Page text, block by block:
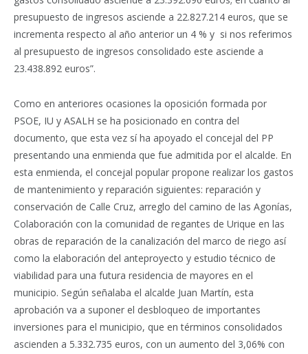
presupuesto de ingresos asciende a 22.827.214 euros, que se
incrementa respecto al año anterior un 4 % y si nos referimos
al presupuesto de ingresos consolidado este asciende a
23.438.892 euros”.
Como en anteriores ocasiones la oposición formada por
PSOE, IU y ASALH se ha posicionado en contra del
documento, que esta vez sí ha apoyado el concejal del PP
presentando una enmienda que fue admitida por el alcalde. En
esta enmienda, el concejal popular propone realizar los gastos
de mantenimiento y reparación siguientes: reparación y
conservación de Calle Cruz, arreglo del camino de las Agonías,
Colaboración con la comunidad de regantes de Urique en las
obras de reparación de la canalización del marco de riego así
como la elaboración del anteproyecto y estudio técnico de
viabilidad para una futura residencia de mayores en el
municipio. Según señalaba el alcalde Juan Martín, esta
aprobación va a suponer el desbloqueo de importantes
inversiones para el municipio, que en términos consolidados
ascienden a 5.332.735 euros, con un aumento del 3,06% con